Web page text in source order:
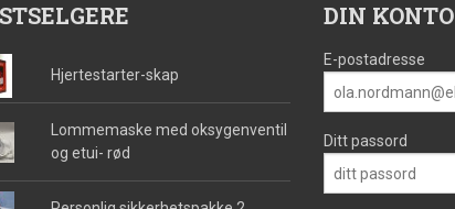
Hjertestarter-skap
Lommemaske med oksygenventil
og etui- rød
DIN KONTO
E-postadresse
Ditt passord